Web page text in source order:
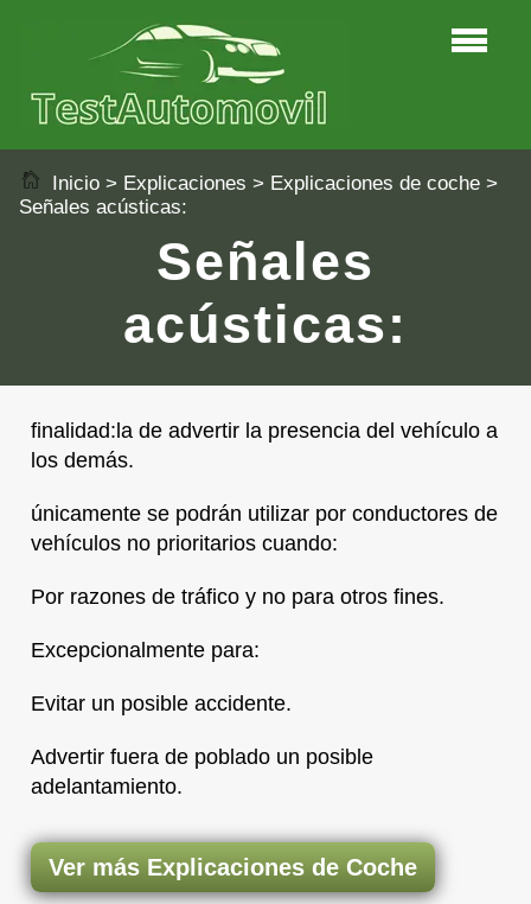
Inicio > Explicaciones > Explicaciones de coche >
Señales acústicas:
Señales
acústicas:
finalidad:la de advertir la presencia del vehículo a
los demás.
únicamente se podrán utilizar por conductores de
vehículos no prioritarios cuando:
Por razones de tráfico y no para otros fines.
Excepcionalmente para:
Evitar un posible accidente.
Advertir fuera de poblado un posible
adelantamiento.
Ver más Explicaciones de Coche